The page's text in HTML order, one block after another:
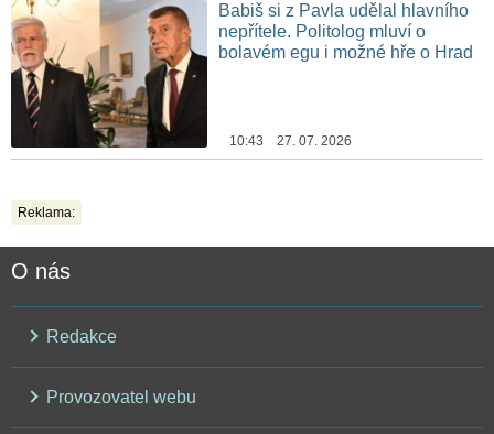
Babiš si z Pavla udělal hlavního
nepřítele. Politolog mluví o
bolavém egu i možné hře o Hrad
10:43 27. 07. 2026
Reklama:
O nás
Redakce
Provozovatel webu